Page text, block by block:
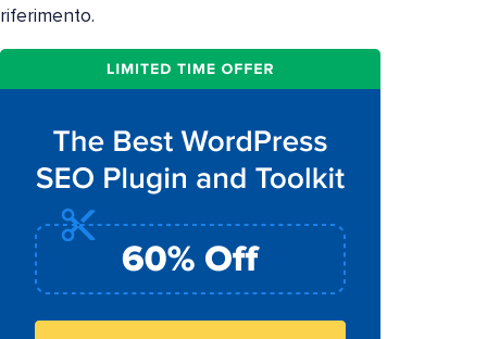
riferimento.